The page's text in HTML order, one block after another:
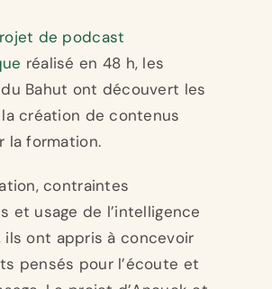
de podcast
réalisé en 48 h, les
Bahut ont découvert les
création de contenus
la formation.
contraintes
et usage de l’intelligence
ils ont appris à concevoir
pensés pour l’écoute et